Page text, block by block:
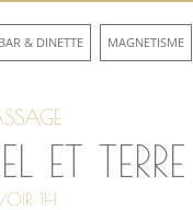
BAR & DINETTE MAGNETISME
ET TERRE
1H